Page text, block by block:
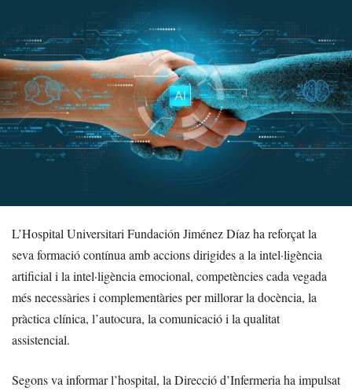
L’Hospital Universitari Fundación Jiménez Díaz ha reforçat la
seva formació contínua amb accions dirigides a la intel·ligència
artificial i la intel·ligència emocional, competències cada vegada
més necessàries i complementàries per millorar la docència, la
pràctica clínica, l’autocura, la comunicació i la qualitat
assistencial.
Segons va informar l’hospital, la Direcció d’Infermeria ha impulsat